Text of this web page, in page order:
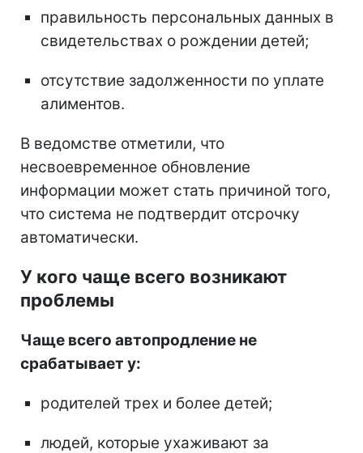
правильность персональных данных в
свидетельствах о рождении детей;
отсутствие задолженности по уплате
алиментов.
В ведомстве отметили, что
несвоевременное обновление
информации может стать причиной того,
что система не подтвердит отсрочку
автоматически.
У кого чаще всего возникают
проблемы
Чаще всего автопродление не
срабатывает у:
родителей трех и более детей;
людей, которые ухаживают за